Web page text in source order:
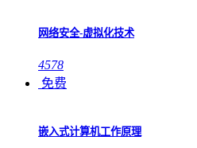
网络安全-虚拟化技术
4578
免费
嵌入式计算机工作原理